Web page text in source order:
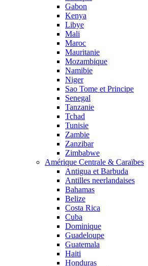
Gabon
Kenya
Libye
Mali
Maroc
Mauritanie
Mozambique
Namibie
Niger
Sao Tome et Principe
Senegal
Tanzanie
Tchad
Tunisie
Zambie
Zanzibar
Zimbabwe
Amérique Centrale & Caraïbes
Antigua et Barbuda
Antilles neerlandaises
Bahamas
Belize
Costa Rica
Cuba
Dominique
Guadeloupe
Guatemala
Haiti
Honduras